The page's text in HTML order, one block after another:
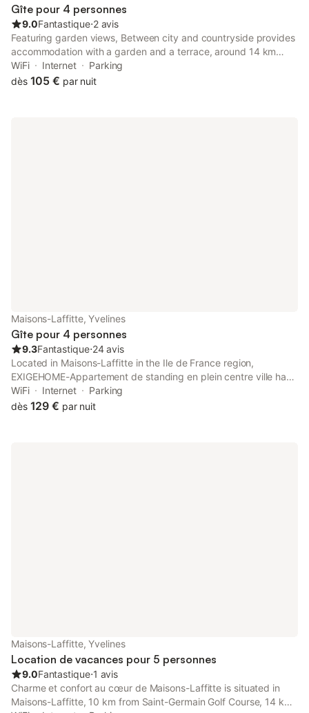
Gîte pour 4 personnes
9.0Fantastique⋅2 avis
Featuring garden views, Between city and countryside provides
accommodation with a garden and a terrace, around 14 km
from Palais des Congrès de Paris.
WiFi Internet
Parking
dès 105 € par nuit
Maisons-Laffitte, Yvelines
Gîte pour 4 personnes
9.3Fantastique⋅24 avis
Located in Maisons-Laffitte in the Ile de France region,
EXIGEHOME-Appartement de standing en plein centre ville has
a balcony. Guests staying at this apartment have access to a
patio. The property is non-smoking and is situated 9.
WiFi Internet
Parking
dès 129 € par nuit
Maisons-Laffitte, Yvelines
Location de vacances pour 5 personnes
9.0Fantastique⋅1 avis
Charme et confort au cœur de Maisons-Laffitte is situated in
Maisons-Laffitte, 10 km from Saint-Germain Golf Course, 14 km